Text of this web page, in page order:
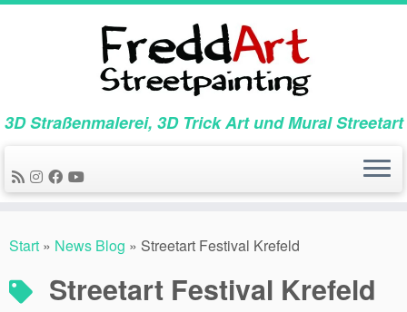
Zum
3D Straßenmalerei, 3D Trick Art und Mural Streetart
Start » News Blog » Streetart Festival Krefeld
Streetart Festival Krefeld